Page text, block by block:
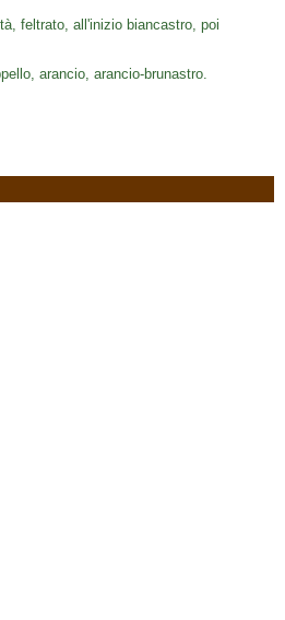
feltrato, all'inizio biancastro, poi
arancio, arancio-brunastro.